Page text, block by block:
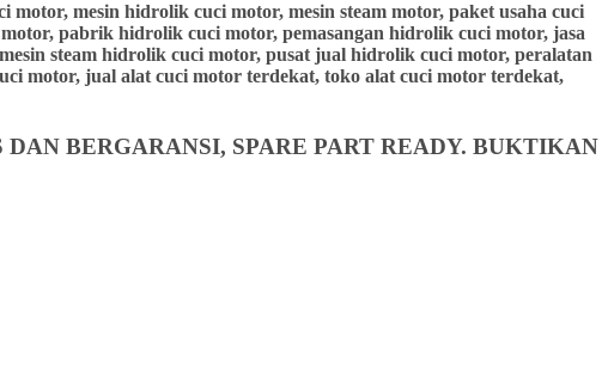
mesin hidrolik cuci motor, mesin steam motor, paket usaha cuci
pabrik hidrolik cuci motor, pemasangan hidrolik cuci motor, jasa
steam hidrolik cuci motor, pusat jual hidrolik cuci motor, peralatan
motor, jual alat cuci motor terdekat, toko alat cuci motor terdekat,
BERGARANSI, SPARE PART READY. BUKTIKAN